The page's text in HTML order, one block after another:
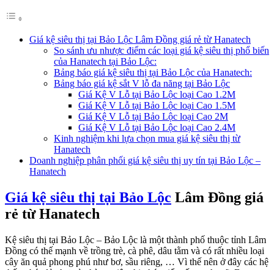
Giá kệ siêu thị tại Bảo Lộc Lâm Đồng giá rẻ từ Hanatech
So sánh ưu nhược điểm các loại giá kệ siêu thị phổ biến
của Hanatech tại Bảo Lộc:
Bảng báo giá kệ siêu thị tại Bảo Lộc của Hanatech:
Bảng báo giá kệ sắt V lỗ đa năng tại Bảo Lộc
Giá Kệ V Lỗ tại Bảo Lộc loại Cao 1.2M
Giá Kệ V Lỗ tại Bảo Lộc loại Cao 1.5M
Giá Kệ V Lỗ tại Bảo Lộc loại Cao 2M
Giá Kệ V Lỗ tại Bảo Lộc loại Cao 2.4M
Kinh nghiệm khi lựa chọn mua giá kệ siêu thị từ
Hanatech
Doanh nghiệp phân phối giá kệ siêu thị uy tín tại Bảo Lộc –
Hanatech
Giá kệ siêu thị tại Bảo Lộc Lâm Đồng giá
rẻ từ Hanatech
Kệ siêu thị tại Bảo Lộc – Bảo Lộc là một thành phố thuộc tỉnh Lâm
Đồng có thế mạnh về trồng trè, cà phê, dâu tằm và có rất nhiều loại
cây ăn quả phong phú như bơ, sầu riêng, … Vì thế nên ở đây các hệ